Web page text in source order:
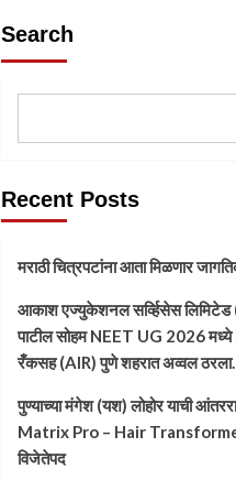
Search
Recent Posts
मराठी चित्रपटांना आता मिळणार
आकाश एज्युकेशनल सर्व्हिसेस लिमिटेड
पाटील सोहम NEET UG 2026 मध्ये
रँकसह (AIR) पुणे शहरात अव्वल ठरला.
पुण्याच्या मंगेश (यश) लोहोर याची
Matrix Pro – Hair
विजेतेपद